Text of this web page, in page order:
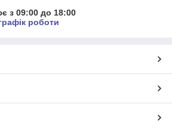
з 09:00 до 18:00
роботи